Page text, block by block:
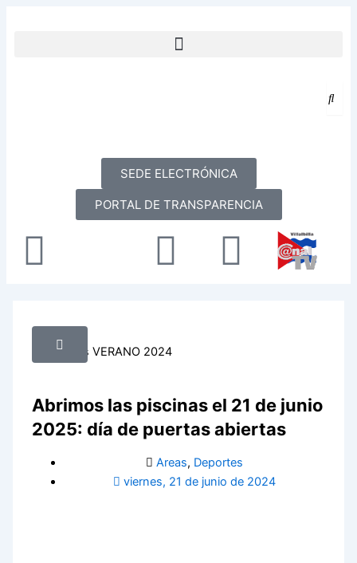
Menu
SEDE ELECTRÓNICA
PORTAL DE TRANSPARENCIA
FacebookYoutube
Abrimos las piscinas el 21 de junio
2025: día de puertas abiertas
Areas, Deportes
viernes, 21 de junio de 2024